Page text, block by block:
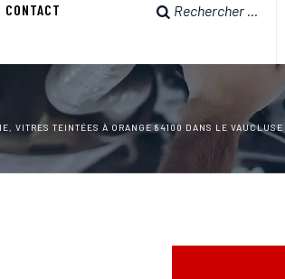
CONTACT
VITRES TEINTÉES À ORANGE 84100 DANS LE VAUCLUSE